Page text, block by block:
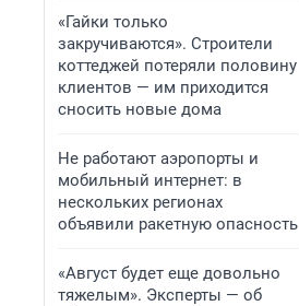
«Гайки только
закручиваются». Строители
коттеджей потеряли половину
клиентов — им приходится
сносить новые дома
Не работают аэропорты и
мобильный интернет: в
нескольких регионах
объявили ракетную опасность
«Август будет еще довольно
тяжелым». Эксперты — об